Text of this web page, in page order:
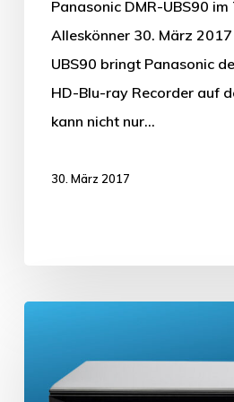
Panasonic DMR-UBS90 im
Alleskönner 30. März
UBS90 bringt Panasonic
HD-Blu-ray Recorder auf
kann nicht nur…
30. März 2017